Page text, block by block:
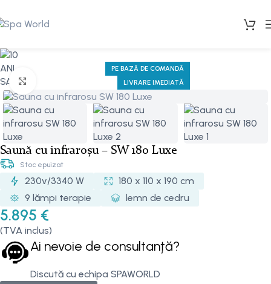
PE BAZĂ DE COMANDĂ
LIVRARE IMEDIATĂ
Saună cu infraroșu – SW 180 Luxe
Stoc epuizat
230v/3340 W
180 x 110 x 190 cm
9 lămpi terapie
lemn de cedru
5.895 €
(TVA inclus)
Ai nevoie de consultanță?
Discută cu echipa SPAWORLD